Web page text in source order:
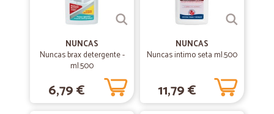
NUNCAS
Nuncas brax detergente -
ml.500
6,79 €
NUNCAS
Nuncas intimo seta ml.500
11,79 €